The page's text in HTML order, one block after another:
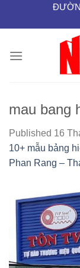
mau bang
Published 16
10+ mẫu bảng
Phan Rang –